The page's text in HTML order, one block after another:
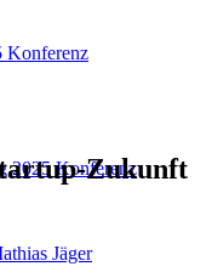
Konferenz
2025 KonferenzZukunft
Jäger